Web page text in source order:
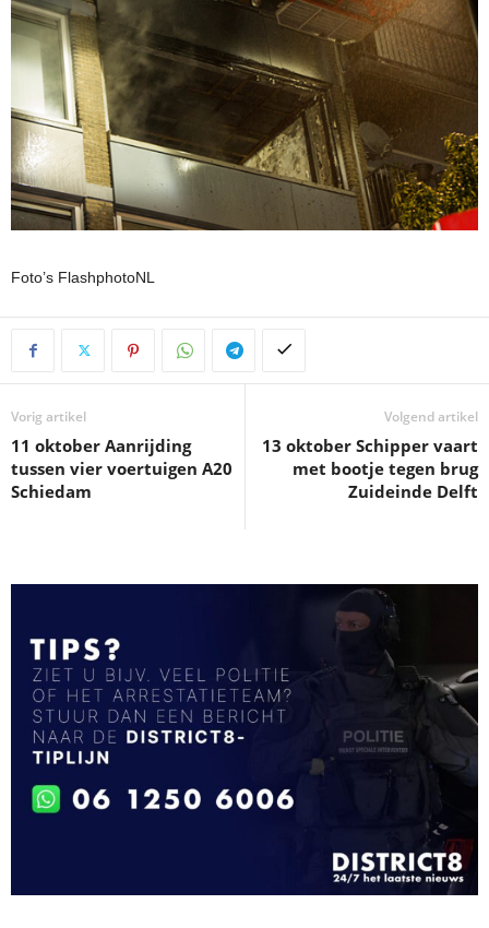
Foto’s FlashphotoNL
Vorig artikel
11 oktober Aanrijding
tussen vier voertuigen A20
Schiedam
Volgend artikel
13 oktober Schipper vaart
met bootje tegen brug
Zuideinde Delft